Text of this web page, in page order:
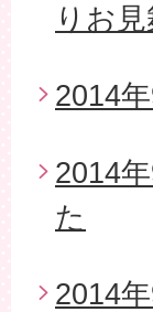
りお
2014
2014
た
2014